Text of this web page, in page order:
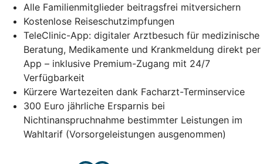
Alle Familienmitglieder beitragsfrei mitversichern
Kostenlose Reiseschutzimpfungen
TeleClinic-App: digitaler Arztbesuch für medizinische
Beratung, Medikamente und Krankmeldung direkt per
App – inklusive Premium-Zugang mit 24/7
Verfügbarkeit
Kürzere Wartezeiten dank Facharzt-Terminservice
300 Euro jährliche Ersparnis bei
Nichtinanspruchnahme bestimmter Leistungen im
Wahltarif (Vorsorgeleistungen ausgenommen)